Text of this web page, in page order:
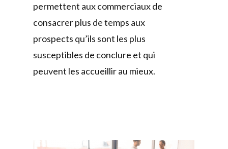
permettent aux commerciaux de
consacrer plus de temps aux
prospects qu’ils sont les plus
susceptibles de conclure et qui
peuvent les accueillir au mieux.